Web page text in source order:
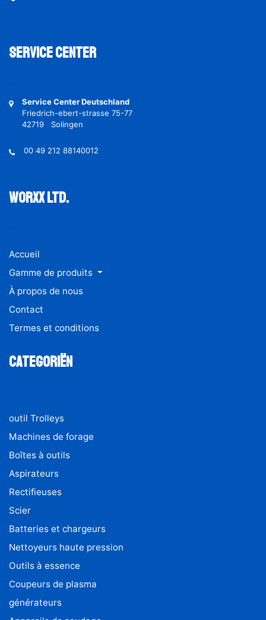
Service Center
Service Center Deutschland
Friedrich-ebert-strasse 75-77
42719 Solingen
00 49 212 88140012
Worxx ltd.
Accueil
Gamme de produits
À propos de nous
Contact
Termes et conditions
Categoriën
outil Trolleys
Machines de forage
Boîtes à outils
Aspirateurs
Rectifieuses
Scier
Batteries et chargeurs
Nettoyeurs haute pression
Outils à essence
Coupeurs de plasma
générateurs